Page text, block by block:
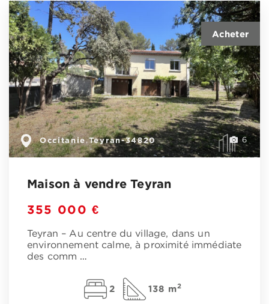
6
Occitanie,Teyran-34820
Maison à vendre Teyran
355 000 €
Teyran – Au centre du village, dans un
environnement calme, à proximité immédiate
des comm …
2 138 m2